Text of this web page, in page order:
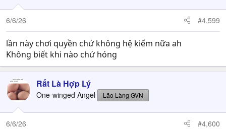
6/6/26 #4,599
lần này chơi quyền chứ không hệ kiếm nữa ah
Không biết khi nào chứ hóng
Rất Là Hợp Lý
One-winged Angel Lão Làng GVN
6/6/26 #4,600